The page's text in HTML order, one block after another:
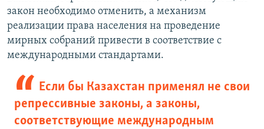
закон необходимо отменить, а механизм
реализации права населения на проведение
мирных собраний привести в соответствие с
международными стандартами.
Если бы Казахстан применял не свои
репрессивные законы, а законы,
соответствующие международным